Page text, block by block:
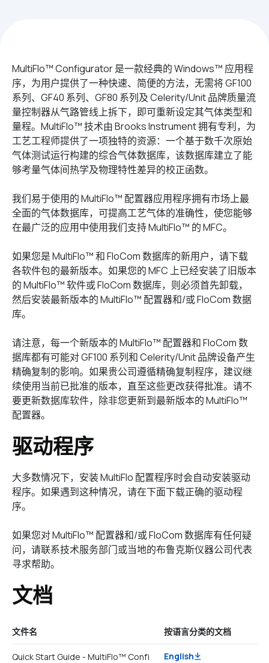
MultiFlo™ Configurator 是一款经典的 Windows™ 应用程
序，为用户提供了一种快速、简便的方法，无需将 GF100
系列、GF40 系列、GF80 系列及 Celerity/Unit 品牌质量流
量控制器从气路管线上拆下，即可重新设定其气体类型和
量程。MultiFlo™ 技术由 Brooks Instrument 拥有专利，为
工艺工程师提供了一项独特的资源：一个基于数千次原始
气体测试运行构建的综合气体数据库，该数据库建立了能
够考量气体间热学及物理特性差异的校正函数。
我们易于使用的 MultiFlo™ 配置器应用程序拥有市场上最
全面的气体数据库，可提高工艺气体的准确性，使您能够
在最广泛的应用中使用我们支持 MultiFlo™ 的 MFC。
如果您是 MultiFlo™ 和 FloCom 数据库的新用户，请下载
各软件包的最新版本。如果您的 MFC 上已经安装了旧版本
的 MultiFlo™ 软件或 FloCom 数据库，则必须首先卸载，
然后安装最新版本的 MultiFlo™ 配置器和/或 FloCom 数据
库。
请注意，每一个新版本的 MultiFlo™ 配置器和 FloCom 数
据库都有可能对 GF100 系列和 Celerity/Unit 品牌设备产生
精确复制的影响。如果贵公司遵循精确复制程序，建议继
续使用当前已批准的版本，直至这些更改获得批准。请不
要更新数据库软件，除非您更新到最新版本的 MultiFlo™
配置器。
驱动程序
大多数情况下，安装 MultiFlo 配置程序时会自动安装驱动
程序。如果遇到这种情况，请在下面下载正确的驱动程
序。
如果您对 MultiFlo™ 配置器和/或 FloCom 数据库有任何疑
问，请联系技术服务部门或当地的布鲁克斯仪器公司代表
寻求帮助。
文档
文件名 按语言分类的文档
Quick Start Guide - MultiFlo™ Confi
English